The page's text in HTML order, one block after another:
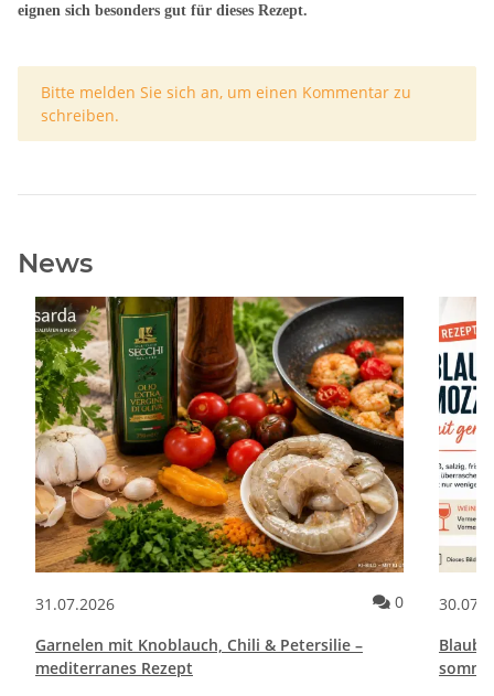
eignen sich besonders gut für dieses Rezept.
x
Bitte melden Sie sich an, um einen Kommentar zu
schreiben.
News
Kommentare zum Artikel Pane e Cipolle Rezept | Italienische
31.07.2026 0
Garnelen mit Knoblauch, Chili & Petersilie –
mediterranes Rezept